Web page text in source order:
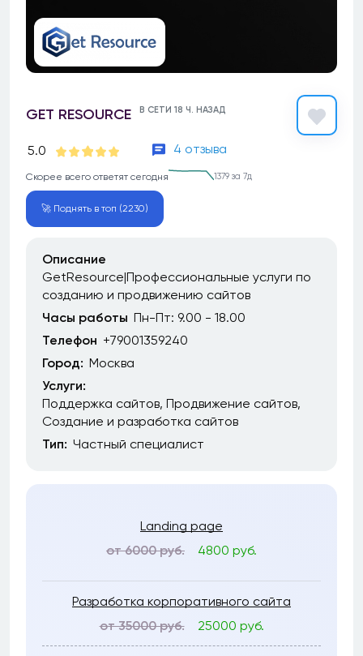
GET RESOURCE В СЕТИ 18 Ч. НАЗАД
5.0 4 отзыва
Скорее всего ответят сегодня 1379 за 7д
🚀 Поднять в топ (2230)
Описание
GetResource|Профессиональные услуги по
созданию и продвижению сайтов
Часы работы Пн-Пт: 9.00 - 18.00
Телефон +79001359240
Город: Москва
Услуги:
Поддержка сайтов Продвижение сайтов
Создание и разработка сайтов
Тип: Частный специалист
Landing page
от 6000 руб.
4800 руб.
Разработка корпоративного сайта
от 35000 руб.
25000 руб.